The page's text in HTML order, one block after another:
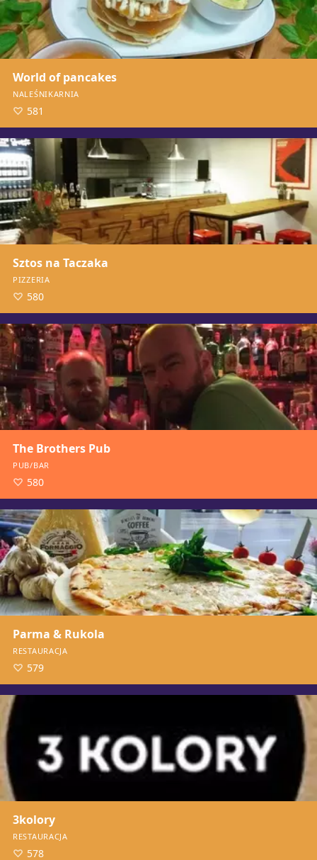
World of pancakes
NALEŚNIKARNIA
581
Sztos na Taczaka
PIZZERIA
580
The Brothers Pub
PUB/BAR
580
Parma & Rukola
RESTAURACJA
579
3kolory
RESTAURACJA
578